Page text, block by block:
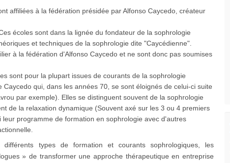
affiliées à la fédération présidée par Alfonso Caycedo, créateur
écoles sont dans la lignée du fondateur de la sophrologie
et techniques de la sophrologie dite "Caycédienne".
à la fédération d'Alfonso Caycedo et ne sont donc pas soumises
sont pour la plupart issues de courants de la sophrologie
qui, dans les années 70, se sont éloignés de celui-ci suite
par exemple). Elles se distinguent souvent de la sophrologie
de la relaxation dynamique (Souvent axé sur les 3 ou 4 premiers
programme de formation en sophrologie avec d'autres
types de formation et courants sophrologiques, les
» de transformer une approche thérapeutique en entreprise